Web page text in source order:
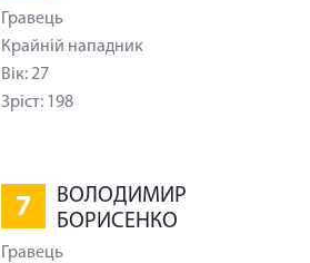
Гравець
Крайній нападник
Вік: 27
Зріст: 198
7
ВОЛОДИМИР
БОРИСЕНКО
Гравець